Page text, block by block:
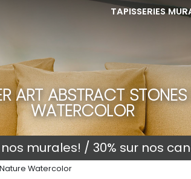
TAPISSERIES
ART ABSTRACT
WATERCOLOR
murales! / 30% sur nos
Watercolor